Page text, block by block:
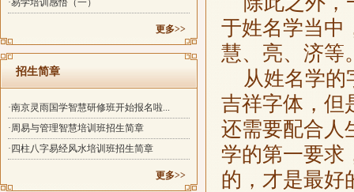
·易学培训感悟（一）
更多>>
招生简章
·南京灵雨国学智慧研修班开始报名啦...
·周易与管理智慧培训班招生简章
·四柱八字易经风水培训班招生简章
更多>>
于姓名学当中
慧、亮、济等
从姓名学的
吉祥字体，但
还需要配合人
学的第一要求
的，才是最好